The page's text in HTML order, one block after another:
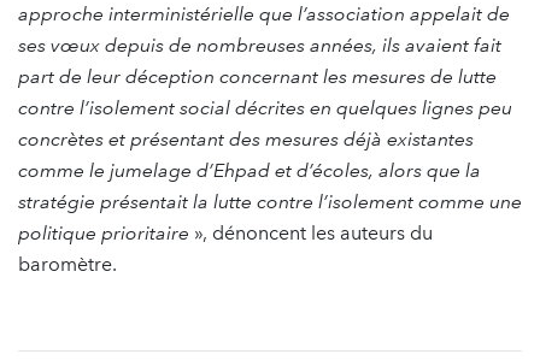
approche interministérielle que l’association appelait de
ses vœux depuis de nombreuses années, ils avaient fait
part de leur déception concernant les mesures de lutte
contre l’isolement social décrites en quelques lignes peu
concrètes et présentant des mesures déjà existantes
comme le jumelage d’Ehpad et d’écoles, alors que la
stratégie présentait la lutte contre l’isolement comme une
politique prioritaire », dénoncent les auteurs du
baromètre.